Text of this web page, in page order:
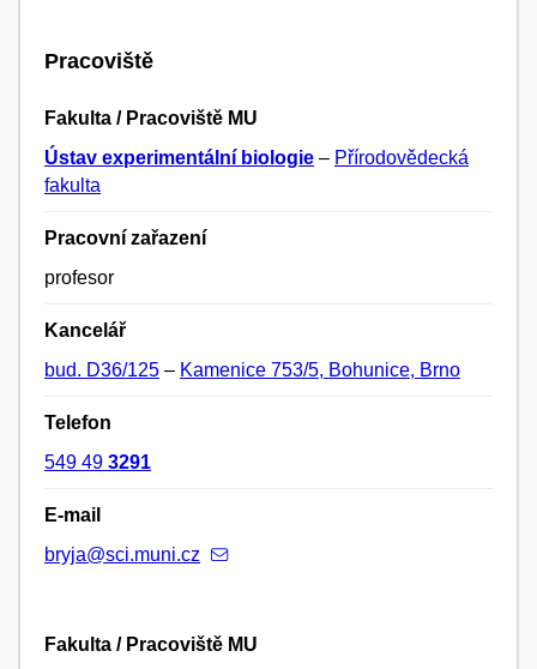
Pracoviště
Fakulta / Pracoviště MU
Ústav experimentální biologie – Přírodovědecká
fakulta
Pracovní zařazení
profesor
Kancelář
bud. D36/125 – Kamenice 753/5, Bohunice, Brno
Telefon
549 49 3291
E-mail
bryja@sci.muni.cz
Fakulta / Pracoviště MU